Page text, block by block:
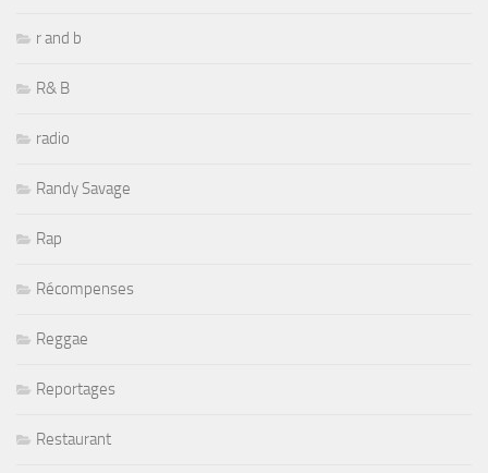
r and b
R& B
radio
Randy Savage
Rap
Récompenses
Reggae
Reportages
Restaurant